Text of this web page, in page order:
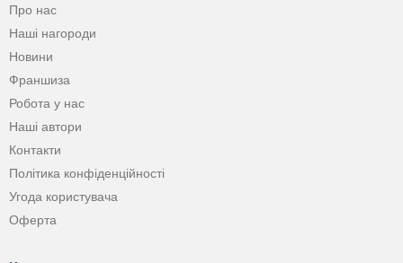
Про нас
Наші нагороди
Новини
Франшиза
Робота у нас
Наші автори
Контакти
Політика конфіденційності
Угода користувача
Оферта